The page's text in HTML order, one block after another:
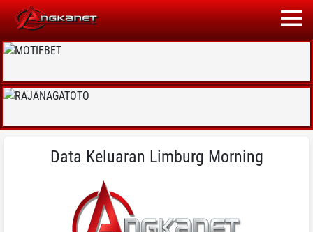
Data Keluaran Limburg Morning